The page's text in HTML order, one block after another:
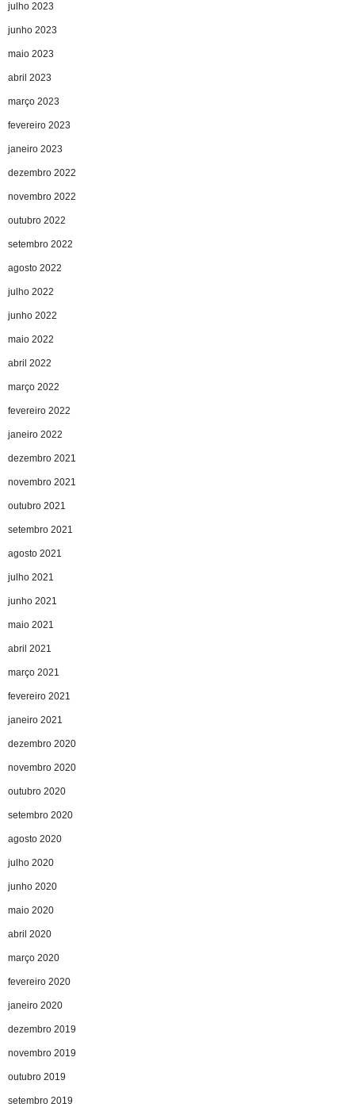
julho 2023
junho 2023
maio 2023
abril 2023
março 2023
fevereiro 2023
janeiro 2023
dezembro 2022
novembro 2022
outubro 2022
setembro 2022
agosto 2022
julho 2022
junho 2022
maio 2022
abril 2022
março 2022
fevereiro 2022
janeiro 2022
dezembro 2021
novembro 2021
outubro 2021
setembro 2021
agosto 2021
julho 2021
junho 2021
maio 2021
abril 2021
março 2021
fevereiro 2021
janeiro 2021
dezembro 2020
novembro 2020
outubro 2020
setembro 2020
agosto 2020
julho 2020
junho 2020
maio 2020
abril 2020
março 2020
fevereiro 2020
janeiro 2020
dezembro 2019
novembro 2019
outubro 2019
setembro 2019